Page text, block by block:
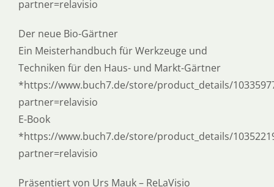
partner=relavisio
Der neue Bio-Gärtner
Ein Meisterhandbuch für Werkzeuge und
Techniken für den Haus- und Markt-Gärtner
*https://www.buch7.de/store/product_details/
partner=relavisio
E-Book
*https://www.buch7.de/store/product_details/
partner=relavisio
Präsentiert von Urs Mauk – ReLaVisio